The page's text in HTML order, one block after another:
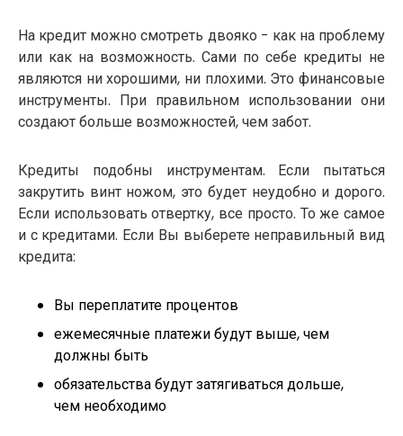
На кредит можно смотреть двояко - как на проблему
или как на возможность. Сами по себе кредиты не
являются ни хорошими, ни плохими. Это финансовые
инструменты. При правильном использовании они
создают больше возможностей, чем забот.
Кредиты подобны инструментам. Если пытаться
закрутить винт ножом, это будет неудобно и дорого.
Если использовать отвертку, все просто. То же самое
и с кредитами. Если Вы выберете неправильный вид
кредита:
Вы переплатите процентов
ежемесячные платежи будут выше, чем
должны быть
обязательства будут затягиваться дольше,
чем необходимо